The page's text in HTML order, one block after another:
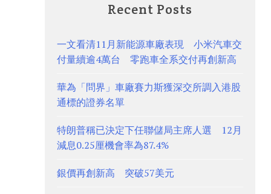
Recent Posts
一文看清11月新能源車廠表現 小米汽車交
付量續逾4萬台 零跑車全系交付再創新高
華為「問界」車廠賽力斯獲深交所調入港股
通標的證券名單
特朗普稱已決定下任聯儲局主席人選 12月
減息0.25厘機會率為87.4%
銀價再創新高 突破57美元